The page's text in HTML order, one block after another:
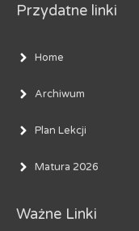
Przydatne linki
Home
Archiwum
Plan Lekcji
Matura 2026
Ważne Linki